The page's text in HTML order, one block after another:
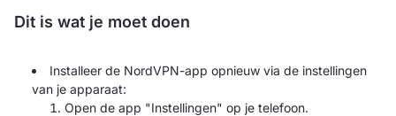
Dit is wat je moet doen
Installeer de NordVPN-app opnieuw via de instellingen
van je apparaat:
Open de app "Instellingen" op je telefoon.